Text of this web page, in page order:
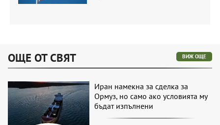
ОЩЕ ОТ СВЯТ ВИЖ ОЩЕ
Иран намекна за сделка за
Ормуз, но само ако условията му
бъдат изпълнени